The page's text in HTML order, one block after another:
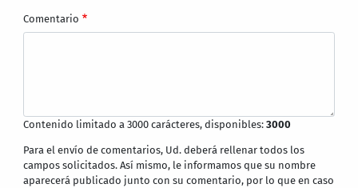
Comentario
Contenido limitado a 3000 carácteres, disponibles:3000
Para el envío de comentarios, Ud. deberá rellenar todos los
campos solicitados. Así mismo, le informamos que su nombre
aparecerá publicado junto con su comentario, por lo que en caso